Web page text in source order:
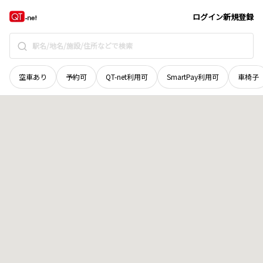
ログイン新規登録
空車あり 予約可 QT-net利用可 SmartPay利用可 車椅子
山梨県